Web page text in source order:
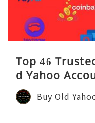
Top 46
d Yahoo
Buy Old